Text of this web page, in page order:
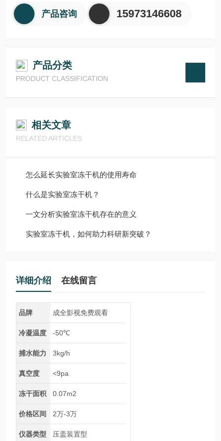
产品咨询 15973146608
产品分类
PRODUCT CLASSIFICATION
相关文章
RELATED ARTICLES
怎么延长实验室冻干机的使用寿命
什么是实验室冻干机？
一文分析实验室冻干机存在的意义
实验室冻干机，如何助力科研新突破？
详细介绍 在线留言
品牌 成全影视免费观看
冷凝温度 -50℃
捕水能力 3kg/h
真空度 <9pa
冻干面积 0.07m2
价格区间 2万-3万
仪器类型 压盖装置型